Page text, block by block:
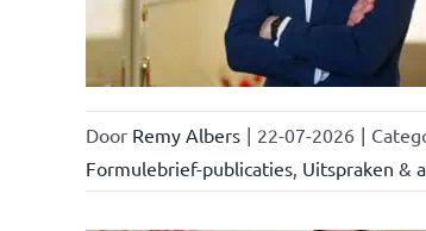
Door Remy Albers | 22-07-2026 |
Formulebrief-publicaties, Uitspraken &